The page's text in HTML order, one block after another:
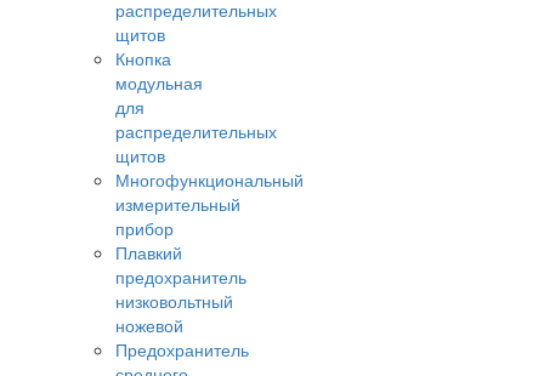
распределительных
щитов
Кнопка
модульная
для
распределительных
щитов
Многофункциональный
измерительный
прибор
Плавкий
предохранитель
низковольтный
ножевой
Предохранитель